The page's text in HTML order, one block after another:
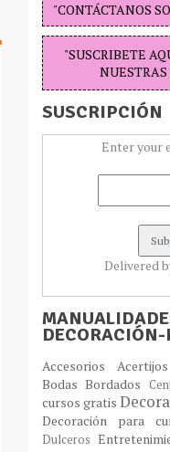
"CONTÁCTANOS
"SUSCRIBETE
SUSCRIPCIÓN
Enter your
Delivered
Accesorios Acertijos
BodasBordados
cursos gratis
Decoración para
Dulceros